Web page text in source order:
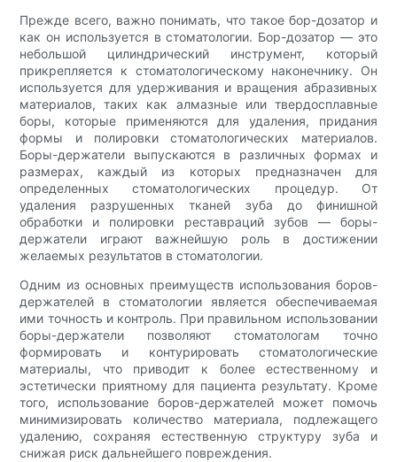
Прежде всего, важно понимать, что такое бор-дозатор и
как он используется в стоматологии. Бор-дозатор — это
небольшой цилиндрический инструмент, который
прикрепляется к стоматологическому наконечнику. Он
используется для удерживания и вращения абразивных
материалов, таких как алмазные или твердосплавные
боры, которые применяются для удаления, придания
формы и полировки стоматологических материалов.
Боры-держатели выпускаются в различных формах и
размерах, каждый из которых предназначен для
определенных стоматологических процедур. От
удаления разрушенных тканей зуба до финишной
обработки и полировки реставраций зубов — боры-
держатели играют важнейшую роль в достижении
желаемых результатов в стоматологии.
Одним из основных преимуществ использования боров-
держателей в стоматологии является обеспечиваемая
ими точность и контроль. При правильном использовании
боры-держатели позволяют стоматологам точно
формировать и контурировать стоматологические
материалы, что приводит к более естественному и
эстетически приятному для пациента результату. Кроме
того, использование боров-держателей может помочь
минимизировать количество материала, подлежащего
удалению, сохраняя естественную структуру зуба и
снижая риск дальнейшего повреждения.